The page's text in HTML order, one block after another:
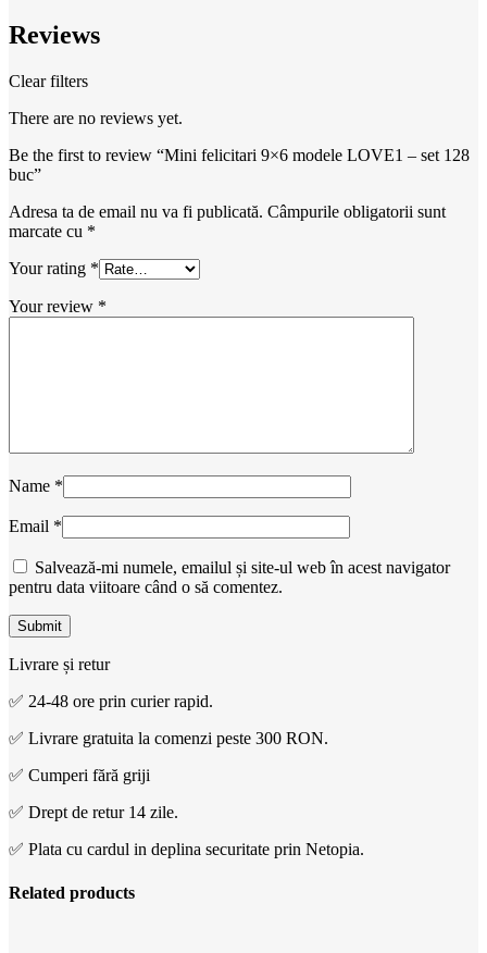
Reviews
Clear filters
There are no reviews yet.
Be the first to review “Mini felicitari 9×6 modele LOVE1 – set 128
buc”
Adresa ta de email nu va fi publicată. Câmpurile obligatorii sunt
marcate cu *
Your rating *
Your review *
Name *
Email *
Salvează-mi numele, emailul și site-ul web în acest navigator
pentru data viitoare când o să comentez.
Livrare și retur
✅ 24-48 ore prin curier rapid.
✅ Livrare gratuita la comenzi peste 300 RON.
✅ Cumperi fără griji
✅ Drept de retur 14 zile.
✅ Plata cu cardul in deplina securitate prin Netopia.
Related products